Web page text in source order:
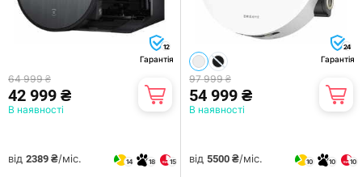
12
Гарантія
64 999 ₴
42 999 ₴
В наявності
від 2389 ₴/міс. 14 18 15
24
Гарантія
97 999 ₴
54 999 ₴
В наявності
від 5500 ₴/міс. 10 10 10